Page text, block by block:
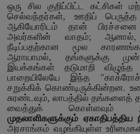
ஒரு சில குறிப்பிட்ட கட்சிகள்
செல்வந்தர்கள், ஊதிப் பெருத்த
ஆகியோரிடம் தான்
அவர்களின் வாதம்; ஆனால்
நீடிப்பதற்கான மூல
ஆராயாமல், தங்களுக்கு
இயக்கங்கள் தடுமாறி
பாறையிலேயே இந்த
சறுக்கிக் கொண்டிருக்கின்றன.
சுரண்டவும், லாபத்தில் தங்களைத்
வைத்துக் கொள்ளவும்
முதலாளிகளுக்கும் ஏகாதிபத்திய
அரசாங்கம் வழங்கியுள்ள